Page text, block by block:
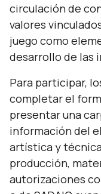
circulación de
valores
juego como
desarrollo de las
Para participar,
completar el
presentar una
información del
artística y
producción,
autorizaciones